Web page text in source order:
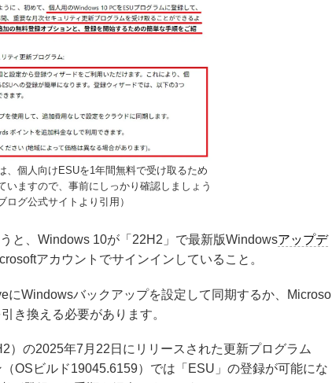
、個人向けESUを1年間無料で受け取るため
いますので、事前にしっかり確認しましょう
ログ公式サイトより引用）
と、Windows 10が「22H2」で最新版Windowsアップデ
アカウントでサインインしていること。
にWindowsバックアップを設定して同期するか、Microso
き換える必要があります。
）の2025年7月22日にリリースされた更新プログラム
OSビルド19045.6159）では「ESU」の登録が可能にな